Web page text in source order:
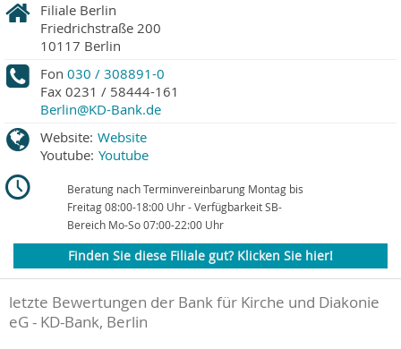
Filiale Berlin
Friedrichstraße 200
10117 Berlin
Fon 030 / 308891-0
Fax 0231 / 58444-161
Berlin@KD-Bank.de
Website: Website
Youtube: Youtube
Beratung nach Terminvereinbarung Montag bis
Freitag 08:00-18:00 Uhr - Verfügbarkeit SB-
Bereich Mo-So 07:00-22:00 Uhr
Finden Sie diese Filiale gut? Klicken Sie hier!
letzte Bewertungen der Bank für Kirche und Diakonie
eG - KD-Bank, Berlin